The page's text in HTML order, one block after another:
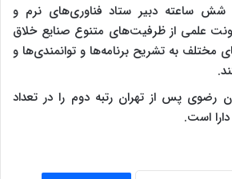
شش ساعته دبیر ستاد فناوری‌های نرم و
علمی از ظرفیت‌های متنوع صنایع خلاق
به تشریح برنامه‌ها و توانمندی‌ها و
رضوی پس از تهران رتبه دوم را در تعداد
است.